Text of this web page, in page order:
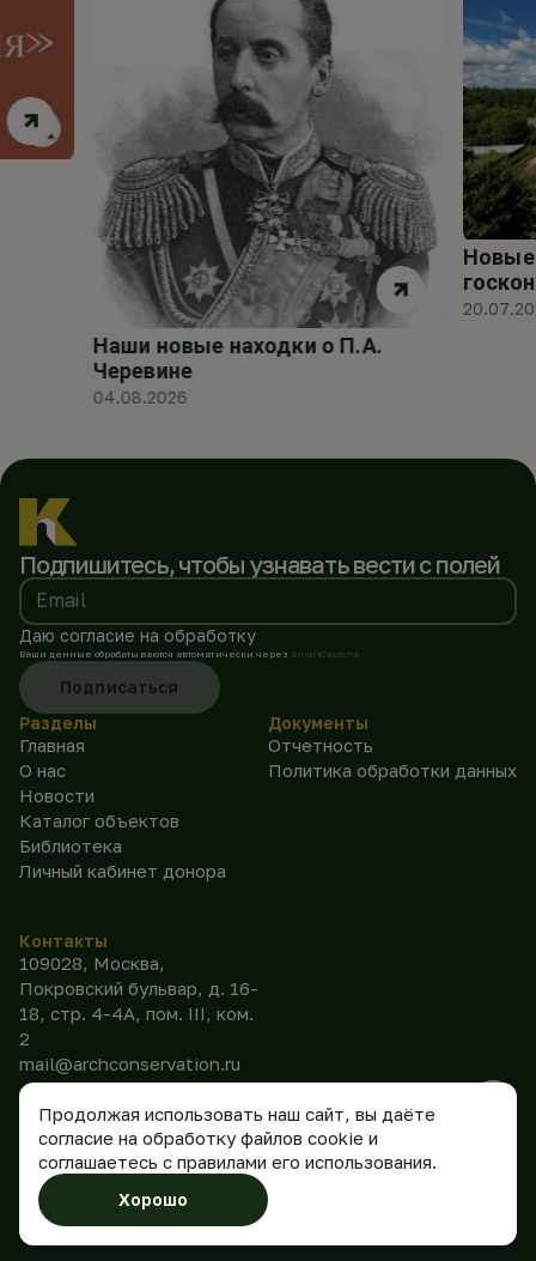
Наши новые находки о П.А.
Черевине
04.08.2026
Новые
Подпишитесь, чтобы узнавать вести с полей
Email
Даю согласие на обработку
Ваши данные обрабатываются автоматически через SmartCaptcha
Подписаться
Разделы
Главная
О нас
Новости
Каталог объектов
Библиотека
Личный кабинет донора
Документы
Отчетность
Политика обработки данных
Контакты
109028, Москва,
Покровский бульвар, д. 16-
18, стр. 4-4А, пом. III, ком.
2
mail@archconservation.ru
2026
«Консервация»
Продолжая использовать наш сайт, вы даёте
согласие на обработку файлов cookie и
соглашаетесь с правилами его использования.
Хорошо